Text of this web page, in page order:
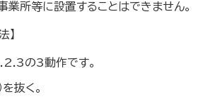
所等に設置することはできません。
】
の3動作です。
抜く。